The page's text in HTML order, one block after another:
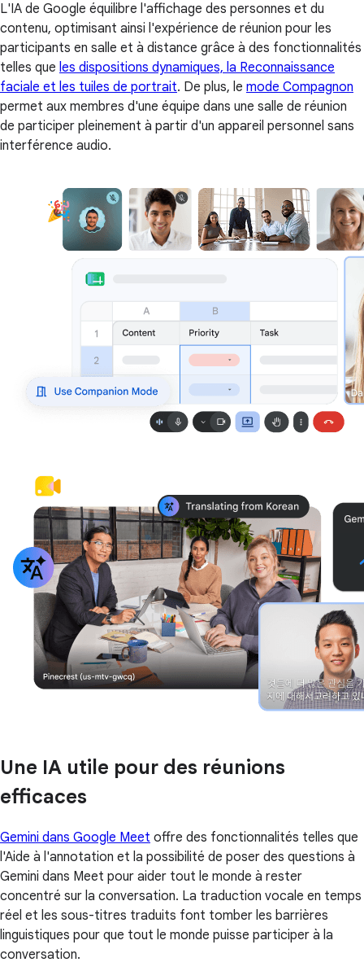
L'IA de Google équilibre l'affichage des personnes et du
contenu, optimisant ainsi l'expérience de réunion pour les
participants en salle et à distance grâce à des fonctionnalités
telles que les dispositions dynamiques, la Reconnaissance
faciale et les tuiles de portrait. De plus, le mode Compagnon
permet aux membres d'une équipe dans une salle de réunion
de participer pleinement à partir d'un appareil personnel sans
interférence audio.
Une IA utile pour des réunions
efficaces
Gemini dans Google Meet offre des fonctionnalités telles que
l'Aide à l'annotation et la possibilité de poser des questions à
Gemini dans Meet pour aider tout le monde à rester
concentré sur la conversation. La traduction vocale en temps
réel et les sous-titres traduits font tomber les barrières
linguistiques pour que tout le monde puisse participer à la
conversation.